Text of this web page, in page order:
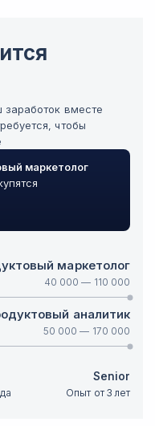
вместе
чтобы
маркетолог
маркетолог
40 000 — 110 000
аналитик
50 000 — 170 000
Senior
Опыт от 3 лет